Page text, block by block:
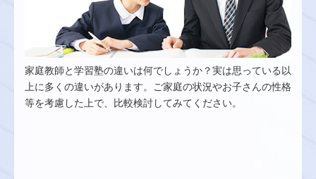
家庭教師と学習塾の違いは何でしょうか？実は思っている以
上に多くの違いがあります。ご家庭の状況やお子さんの性格
等を考慮した上で、比較検討してみてください。